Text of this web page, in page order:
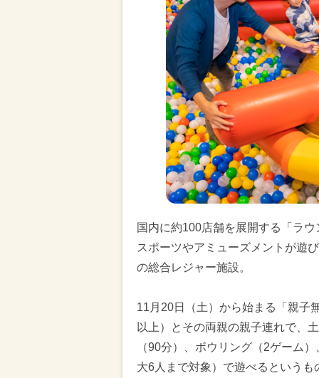
国内に約100店舗を展開する「ラ
スポーツやアミューズメントが遊
の総合レジャー施設。
11月20日（土）から始まる「親子
以上）とその両親の親子連れで、
（90分）、ボウリング（2ゲーム
大6人まで対象）で遊べるという